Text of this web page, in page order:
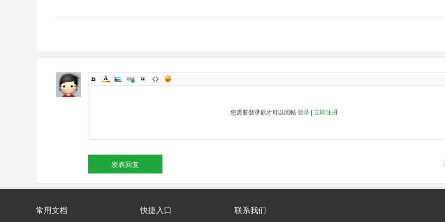
您需要登录后才可以回帖 登录| 立即注册
发表回复
常用文档 快捷入口 联系我们